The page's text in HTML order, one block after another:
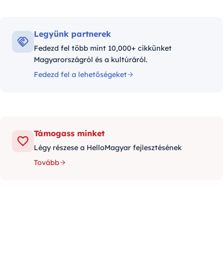
Legyünk partnerek
Fedezd fel több mint 10,000+ cikkünket
Magyarországról és a kultúráról.
Fedezd fel a lehetőségeket
Támogass minket
Légy részese a HelloMagyar fejlesztésének
Tovább